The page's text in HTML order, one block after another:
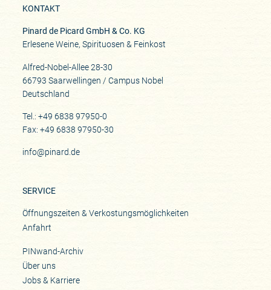
KONTAKT
Pinard de Picard GmbH & Co. KG
Erlesene Weine, Spirituosen & Feinkost
Alfred-Nobel-Allee 28-30
66793 Saarwellingen / Campus Nobel
Deutschland
Tel.: +49 6838 97950-0
Fax: +49 6838 97950-30
info@pinard.de
SERVICE
Öffnungszeiten & Verkostungsmöglichkeiten
Anfahrt
PINwand-Archiv
Über uns
Jobs & Karriere